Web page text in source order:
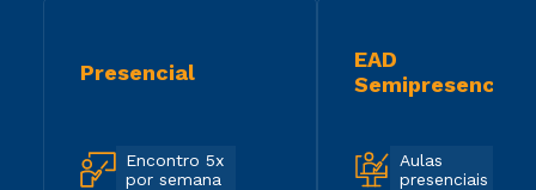
Presencial
Encontro 5x
por semana
EAD
Semipresencial
Aulas
presenciais